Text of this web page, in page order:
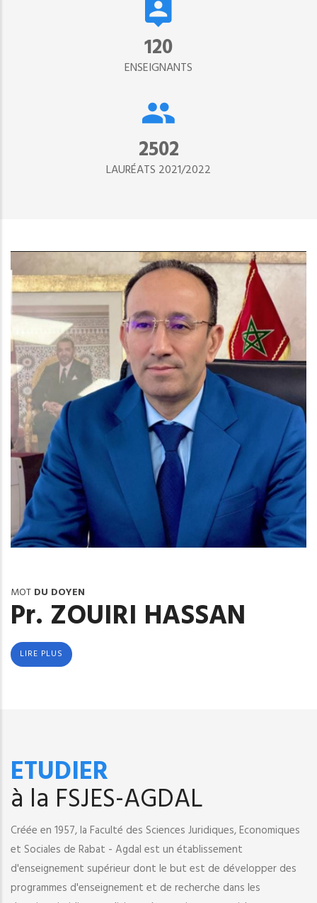
134
ENSEIGNANTS
2890
LAURÉATS 2021/2022
MOT DU DOYEN
Pr. ZOUIRI HASSAN
LIRE PLUS
ETUDIER
à la FSJES-AGDAL
Créée en 1957, la Faculté des Sciences Juridiques, Economiques
et Sociales de Rabat - Agdal est un établissement
d'enseignement supérieur dont le but est de développer des
programmes d'enseignement et de recherche dans les